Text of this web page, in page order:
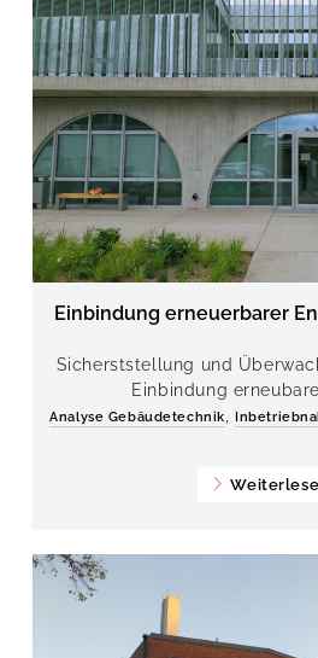
Einbindung erneuerbarer
Sicherststellung und
Einbindung
Analyse Gebäudetechnik ,